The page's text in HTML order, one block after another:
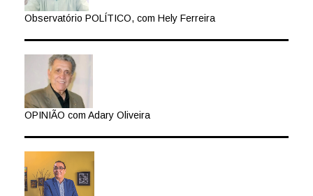
Observatório POLÍTICO, com Hely Ferreira
OPINIÃO com Adary Oliveira